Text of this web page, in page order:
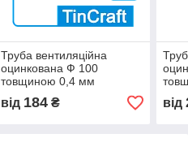
Труба вентиляційна
оцинкована Ф 100
товщиною 0,4 мм
від 184₴ від